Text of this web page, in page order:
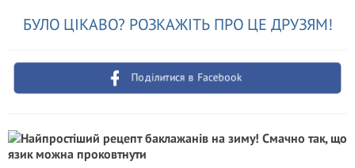
БУЛО ЦІКАВО? РОЗКАЖІТЬ ПРО ЦЕ ДРУЗЯМ!
Поділитися в Facebook